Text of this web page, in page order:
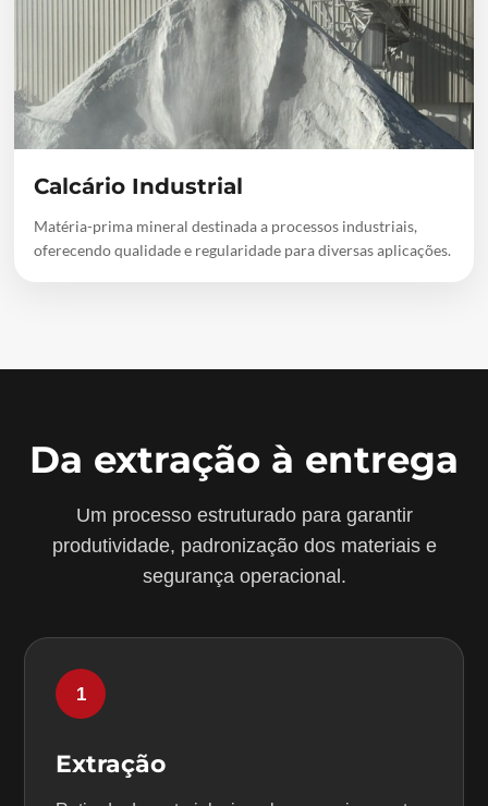
Calcário Industrial
Matéria-prima mineral destinada a processos industriais,
oferecendo qualidade e regularidade para diversas aplicações.
Da extração à entrega
Um processo estruturado para garantir
produtividade, padronização dos materiais e
segurança operacional.
1
Extração